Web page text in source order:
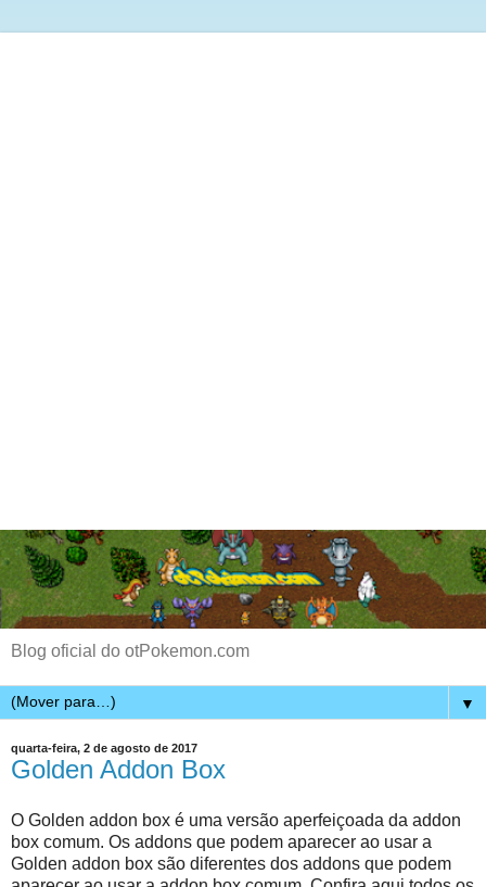
Blog oficial do otPokemon.com
▼
quarta-feira, 2 de agosto de 2017
Golden Addon Box
O Golden addon box é uma versão aperfeiçoada da addon
box comum. Os addons que podem aparecer ao usar a
Golden addon box são diferentes dos addons que podem